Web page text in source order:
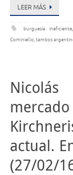
LEER MÁS
burguesía ineficiente
Cominiello,tambos
actual.
(27/02/